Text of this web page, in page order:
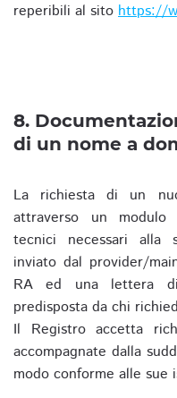
reperibili al sito https://
8.
di un nome a
La richiesta di un
attraverso un
tecnici necessari alla
inviato dal provider/
RA ed una lettera di
predisposta da chi
Il Registro accetta
accompagnate dalla
modo conforme alle sue